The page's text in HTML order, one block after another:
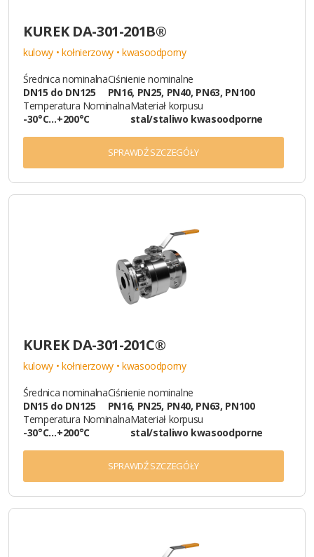
KUREK DA-301-201B®
kulowy • kołnierzowy • kwasoodporny
Średnica nominalna
DN15 do DN125
Ciśnienie nominalne
PN16, PN25, PN40, PN63, PN100
Temperatura Nominalna
-30°C…+200°C
Materiał korpusu
stal/staliwo kwasoodporne
SPRAWDŹ SZCZEGÓŁY
KUREK DA-301-201C®
kulowy • kołnierzowy • kwasoodporny
Średnica nominalna
DN15 do DN125
Ciśnienie nominalne
PN16, PN25, PN40, PN63, PN100
Temperatura Nominalna
-30°C…+200°C
Materiał korpusu
stal/staliwo kwasoodporne
SPRAWDŹ SZCZEGÓŁY